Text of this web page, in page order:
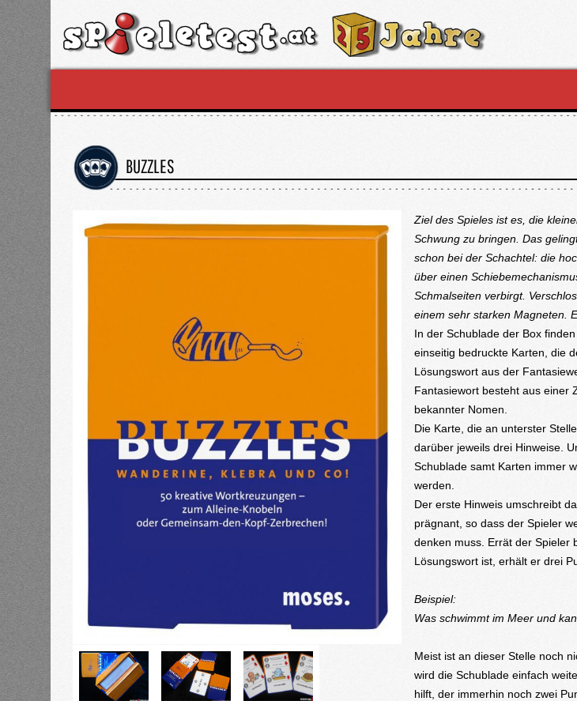
BUZZLES
Ziel des Spieles ist es, die
Schwung zu bringen. Das
schon bei der Schachtel: die
über einen
Schmalseiten verbirgt.
einem sehr starken Magneten.
In der Schublade der Box
einseitig bedruckte Karten, die
Lösungswort aus der
Fantasiewort besteht aus einer
bekannter Nomen.
Die Karte, die an unterster
darüber jeweils drei Hinweise.
Schublade samt Karten immer
werden.
Der erste Hinweis umschreibt
prägnant, so dass der Spieler
denken muss. Errät der Spieler
Lösungswort ist, erhält er drei
Beispiel:
Was schwimmt im Meer und
Meist ist an dieser Stelle noch
wird die Schublade einfach
hilft, der immerhin noch zwei